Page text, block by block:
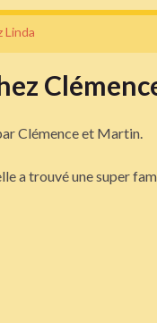
Linda
Clémence et Martin.
a trouvé une super